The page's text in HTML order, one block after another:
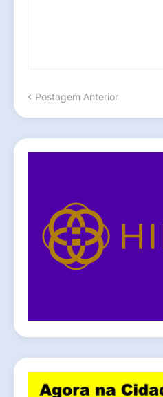
Postagem Anterior